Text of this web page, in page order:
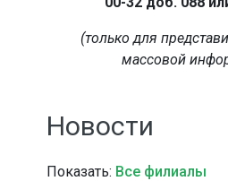
(только для
массовой
Новости
Показать: Все филиалы